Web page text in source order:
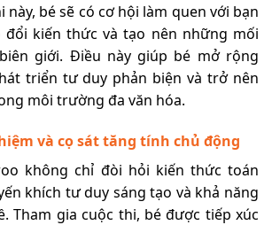
bé sẽ có cơ hội làm quen với bạn
đổi kiến thức và tạo nên những mối
giới. Điều này giúp bé mở rộng
triển tư duy phản biện và trở nên
môi trường đa văn hóa.
và cọ sát tăng tính chủ động
không chỉ đòi hỏi kiến thức toán
khích tư duy sáng tạo và khả năng
Tham gia cuộc thi, bé được tiếp xúc